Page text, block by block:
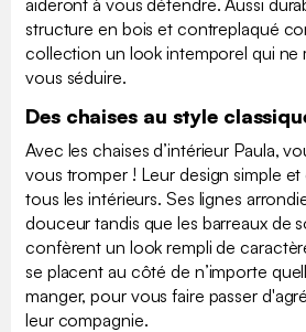
structure en bois et contreplaqué
collection un look intemporel qui ne
vous séduire.
Des chaises au style
Avec les chaises d’intérieur Paula,
vous tromper ! Leur design simple et
tous les intérieurs. Ses lignes
douceur tandis que les barreaux de
confèrent un look rempli de
se placent au côté de n’importe
manger, pour vous faire passer
leur compagnie.